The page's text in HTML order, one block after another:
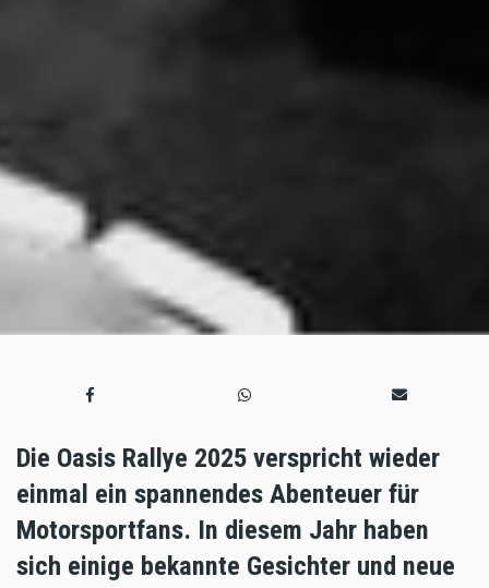
Die Oasis Rallye 2025 verspricht wieder
einmal ein spannendes Abenteuer für
Motorsportfans. In diesem Jahr haben
sich einige bekannte Gesichter und neue